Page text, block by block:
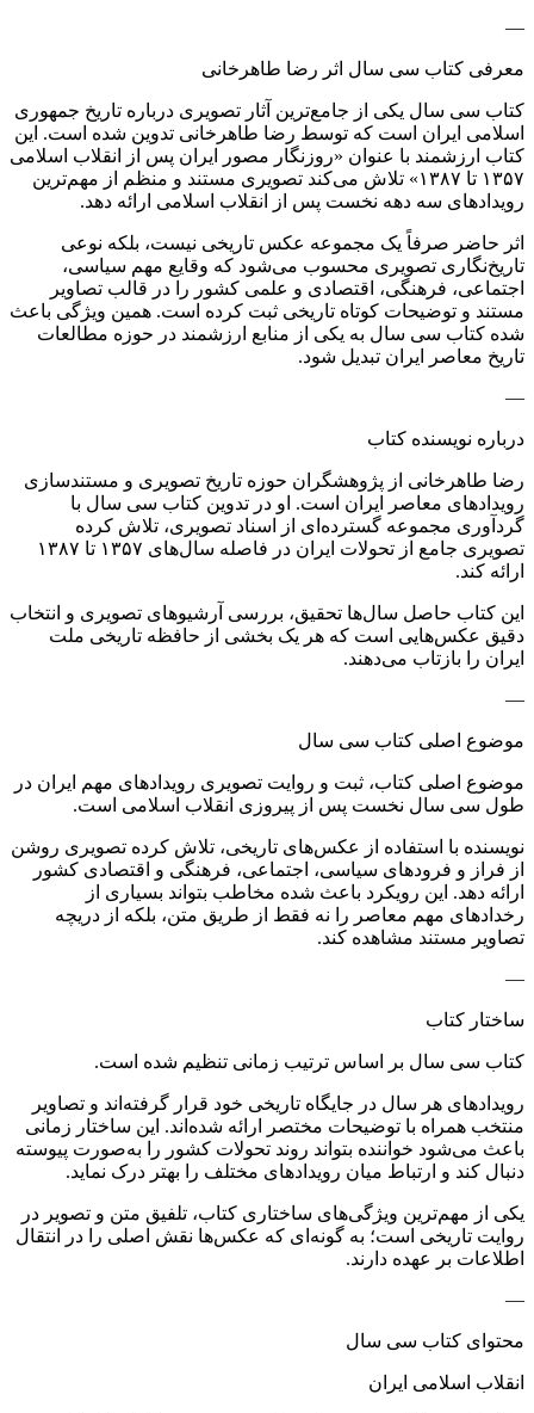
—
معرفی کتاب سی سال اثر رضا طاهرخانی
کتاب سی سال یکی از جامع‌ترین آثار تصویری درباره تاریخ جمهوری
اسلامی ایران است که توسط رضا طاهرخانی تدوین شده است. این
کتاب ارزشمند با عنوان «روزنگار مصور ایران پس از انقلاب اسلامی
۱۳۵۷ تا ۱۳۸۷» تلاش می‌کند تصویری مستند و منظم از مهم‌ترین
رویدادهای سه دهه نخست پس از انقلاب اسلامی ارائه دهد.
اثر حاضر صرفاً یک مجموعه عکس تاریخی نیست، بلکه نوعی
تاریخ‌نگاری تصویری محسوب می‌شود که وقایع مهم سیاسی،
اجتماعی، فرهنگی، اقتصادی و علمی کشور را در قالب تصاویر
مستند و توضیحات کوتاه تاریخی ثبت کرده است. همین ویژگی باعث
شده کتاب سی سال به یکی از منابع ارزشمند در حوزه مطالعات
تاریخ معاصر ایران تبدیل شود.
—
درباره نویسنده کتاب
رضا طاهرخانی از پژوهشگران حوزه تاریخ تصویری و مستندسازی
رویدادهای معاصر ایران است. او در تدوین کتاب سی سال با
گردآوری مجموعه گسترده‌ای از اسناد تصویری، تلاش کرده
تصویری جامع از تحولات ایران در فاصله سال‌های ۱۳۵۷ تا ۱۳۸۷
ارائه کند.
این کتاب حاصل سال‌ها تحقیق، بررسی آرشیوهای تصویری و انتخاب
دقیق عکس‌هایی است که هر یک بخشی از حافظه تاریخی ملت
ایران را بازتاب می‌دهند.
—
موضوع اصلی کتاب سی سال
موضوع اصلی کتاب، ثبت و روایت تصویری رویدادهای مهم ایران در
طول سی سال نخست پس از پیروزی انقلاب اسلامی است.
نویسنده با استفاده از عکس‌های تاریخی، تلاش کرده تصویری روشن
از فراز و فرودهای سیاسی، اجتماعی، فرهنگی و اقتصادی کشور
ارائه دهد. این رویکرد باعث شده مخاطب بتواند بسیاری از
رخدادهای مهم معاصر را نه فقط از طریق متن، بلکه از دریچه
تصاویر مستند مشاهده کند.
—
ساختار کتاب
کتاب سی سال بر اساس ترتیب زمانی تنظیم شده است.
رویدادهای هر سال در جایگاه تاریخی خود قرار گرفته‌اند و تصاویر
منتخب همراه با توضیحات مختصر ارائه شده‌اند. این ساختار زمانی
باعث می‌شود خواننده بتواند روند تحولات کشور را به‌صورت پیوسته
دنبال کند و ارتباط میان رویدادهای مختلف را بهتر درک نماید.
یکی از مهم‌ترین ویژگی‌های ساختاری کتاب، تلفیق متن و تصویر در
روایت تاریخی است؛ به گونه‌ای که عکس‌ها نقش اصلی را در انتقال
اطلاعات بر عهده دارند.
—
محتوای کتاب سی سال
انقلاب اسلامی ایران